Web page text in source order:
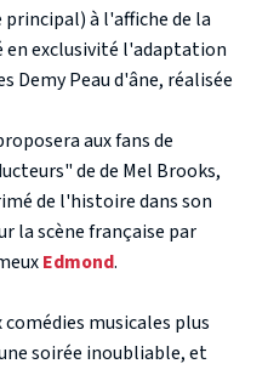
à l'affiche de la
en exclusivité l'adaptation
Demy Peau d'âne, réalisée
aux fans de
de de Mel Brooks,
de l'histoire dans son
la scène française par
Edmond.
comédies musicales plus
soirée inoubliable, et